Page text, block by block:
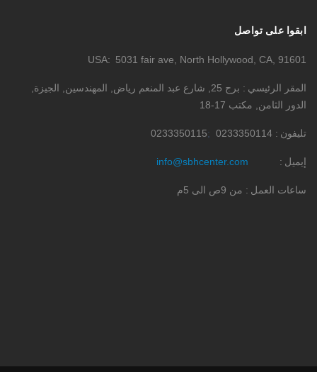
ابقوا على تواصل
USA 5031 fair ave, North Hollywood, CA, 91601
المقر الرئيسي
برج 25, شارع عبد المنعم رياض, المهندسين, الجيزة,
الدور الثامن, مكتب 17-18
تليفون 0233350114
0233350115
إيميل info@sbhcenter.com
ساعات العمل من 9ص الى 5م